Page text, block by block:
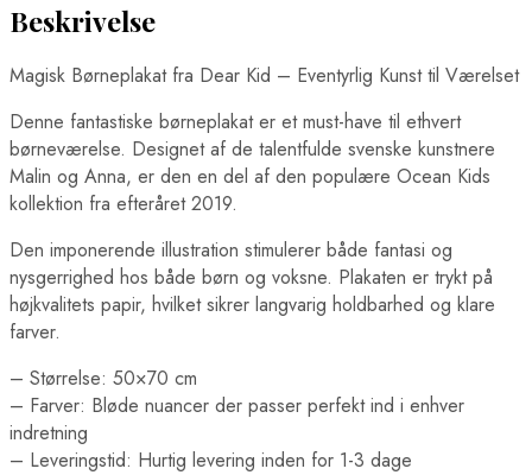
Beskrivelse
Magisk Børneplakat fra Dear Kid – Eventyrlig Kunst til Værelset
Denne fantastiske børneplakat er et must-have til ethvert
børneværelse. Designet af de talentfulde svenske kunstnere
Malin og Anna, er den en del af den populære Ocean Kids
kollektion fra efteråret 2019.
Den imponerende illustration stimulerer både fantasi og
nysgerrighed hos både børn og voksne. Plakaten er trykt på
højkvalitets papir, hvilket sikrer langvarig holdbarhed og klare
farver.
– Størrelse: 50×70 cm
– Farver: Bløde nuancer der passer perfekt ind i enhver
indretning
– Leveringstid: Hurtig levering inden for 1-3 dage